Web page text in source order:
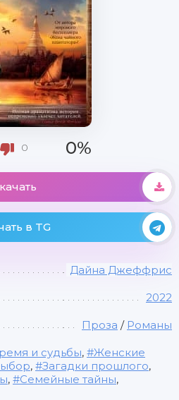
0 0%
в TG
Дайна Джеффрис
2022
Проза / Романы
и судьбы,
Женские
, Загадки прошлого,
, Семейные тайны,